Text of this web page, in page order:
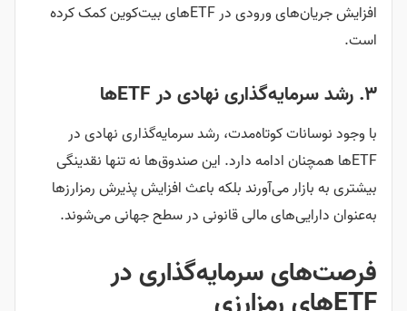
افزایش جریان‌های ورودی در ETFهای بیت‌کوین کمک کرده
است.
۳. رشد سرمایه‌گذاری نهادی در ETFها
با وجود نوسانات کوتاه‌مدت، رشد سرمایه‌گذاری نهادی در
ETFها همچنان ادامه دارد. این صندوق‌ها نه تنها نقدینگی
بیشتری به بازار می‌آورند بلکه باعث افزایش پذیرش رمزارزها
به‌عنوان دارایی‌های مالی قانونی در سطح جهانی می‌شوند.
فرصت‌های سرمایه‌گذاری در